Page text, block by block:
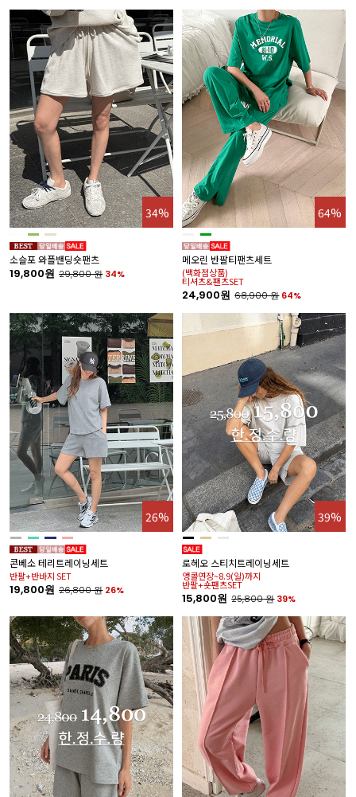
34%
소슬포 와플밴딩숏팬츠
19,800원 29,800원 34%
64%
메오린 반팔티팬츠세트
(백화점상품)
티셔츠&팬츠SET
24,900원 68,900원 64%
26%
콘베소 테리트레이닝세트
반팔+반바지 SET
19,800원 26,800원 26%
39%
로헤오 스티치트레이닝세트
앵콜연장~8.9(일)까지
반팔+숏팬츠SET
15,800원 25,800원 39%